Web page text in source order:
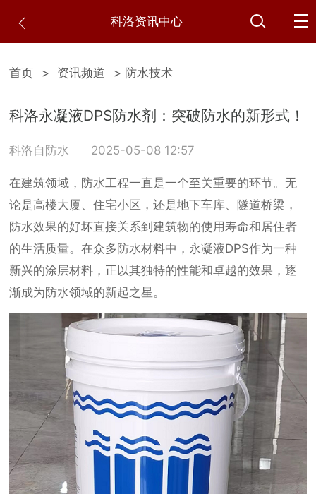
科洛资讯中心
首页 > 资讯频道 > 防水技术
科洛永凝液DPS防水剂：突破防水的新形式！
科洛自防水 2025-05-08 12:57
在建筑领域，防水工程一直是一个至关重要的环节。无
论是高楼大厦、住宅小区，还是地下车库、隧道桥梁，
防水效果的好坏直接关系到建筑物的使用寿命和居住者
的生活质量。在众多防水材料中，永凝液DPS作为一种
新兴的涂层材料，正以其独特的性能和卓越的效果，逐
渐成为防水领域的新起之星。